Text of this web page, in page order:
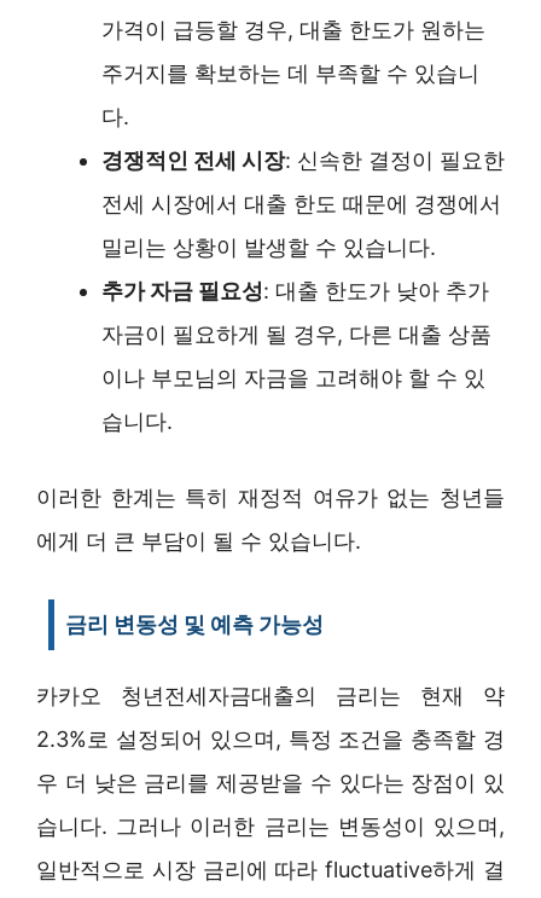
가격이 급등할 경우, 대출 한도가 원하는
주거지를 확보하는 데 부족할 수 있습니
다.
경쟁적인 전세 시장: 신속한 결정이 필요한
전세 시장에서 대출 한도 때문에 경쟁에서
밀리는 상황이 발생할 수 있습니다.
추가 자금 필요성: 대출 한도가 낮아 추가
자금이 필요하게 될 경우, 다른 대출 상품
이나 부모님의 자금을 고려해야 할 수 있
습니다.
이러한 한계는 특히 재정적 여유가 없는 청년들
에게 더 큰 부담이 될 수 있습니다.
금리 변동성 및 예측 가능성
카카오 청년전세자금대출의 금리는 현재 약
2.3%로 설정되어 있으며, 특정 조건을 충족할 경
우 더 낮은 금리를 제공받을 수 있다는 장점이 있
습니다. 그러나 이러한 금리는 변동성이 있으며,
일반적으로 시장 금리에 따라 fluctuative하게 결